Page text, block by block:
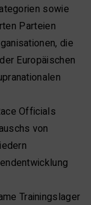
sowie
Parteien
die
Europäischen
Officials
von
Trainingslager